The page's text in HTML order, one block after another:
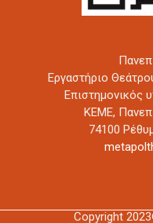
Εργαστήριο
Επιστημονικός
ΚΕΜΕ,
74100
Copyright